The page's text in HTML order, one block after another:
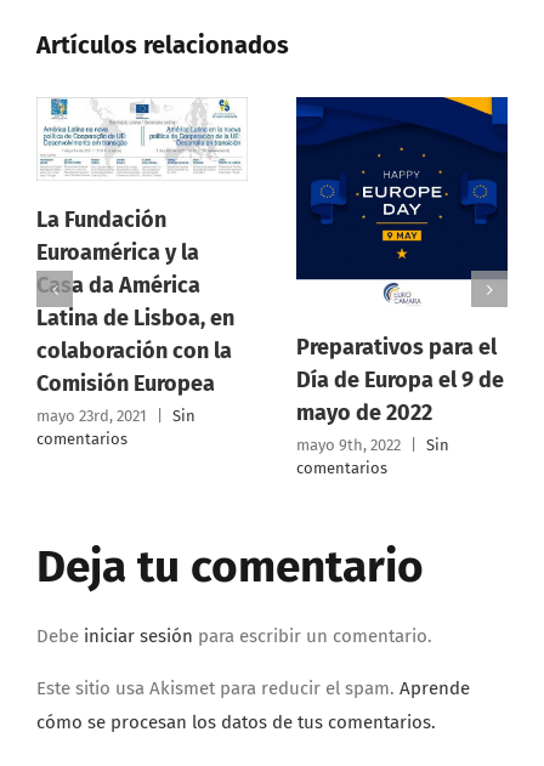
Artículos relacionados
y la
da América
de Lisboa, en
con la
Europea
2021 | Sin
Preparativos para el
Día de Europa el 9 de
mayo de 2022
mayo 9th, 2022 |
Sin
comentarios
Deja tu comentario
Debe iniciar sesión para escribir un comentario.
Este sitio usa Akismet para reducir el spam. Aprende
cómo se procesan los datos de tus comentarios.